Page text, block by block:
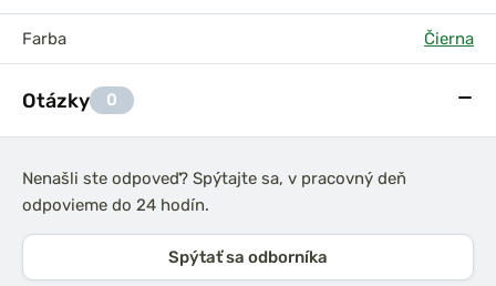
Farba Čierna
Otázky 0
Nenašli ste odpoveď? Spýtajte sa, v pracovný deň
odpovieme do 24 hodín.
Spýtať sa odborníka